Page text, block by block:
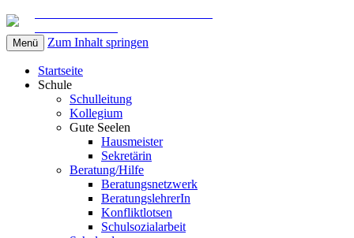
Menü Zum Inhalt springen
Startseite
Schule
Schulleitung
Kollegium
Gute Seelen
Hausmeister
Sekretärin
Beratung/Hilfe
Beratungsnetzwerk
BeratungslehrerIn
Konfliktlotsen
Schulsozialarbeit